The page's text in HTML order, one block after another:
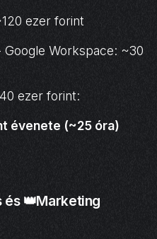
ezer forint
Workspace: ~30
ezer forint:
évenete (~25 óra)
👑Marketing